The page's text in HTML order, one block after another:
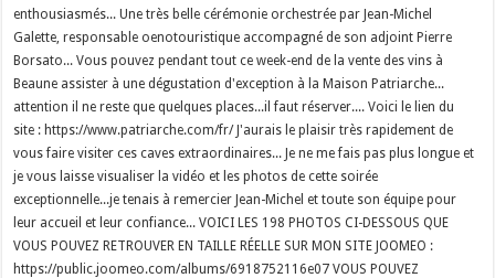
enthousiasmés... Une très belle cérémonie orchestrée par Jean-Michel
Galette, responsable oenotouristique accompagné de son adjoint Pierre
Borsato... Vous pouvez pendant tout ce week-end de la vente des vins à
Beaune assister à une dégustation d'exception à la Maison Patriarche...
attention il ne reste que quelques places...il faut réserver.... Voici le lien du
site : https://www.patriarche.com/fr/ J'aurais le plaisir très rapidement de
vous faire visiter ces caves extraordinaires... Je ne me fais pas plus longue et
je vous laisse visualiser la vidéo et les photos de cette soirée
exceptionnelle...je tenais à remercier Jean-Michel et toute son équipe pour
leur accueil et leur confiance... VOICI LES 198 PHOTOS CI-DESSOUS QUE
VOUS POUVEZ RETROUVER EN TAILLE RÉELLE SUR MON SITE JOOMEO :
https://public.joomeo.com/albums/6918752116e07 VOUS POUVEZ